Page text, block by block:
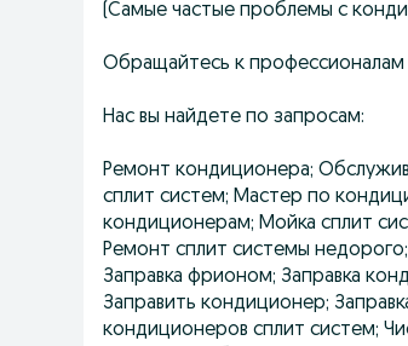
(Самые частые проблемы с
Обращайтесь к профессионалам
Нас вы найдете по запросам:
Ремонт кондиционера;
сплит систем; Мастер по
кондиционерам; Мойка сплит
Ремонт сплит системы
Заправка фрионом; Заправка
Заправить кондиционер;
кондиционеров сплит систем;